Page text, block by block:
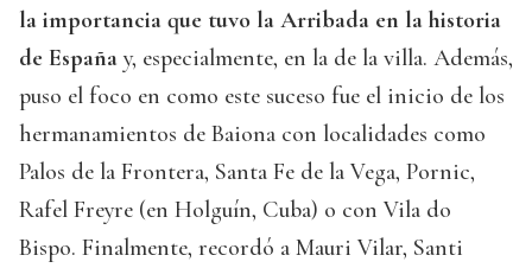
la importancia que tuvo la Arribada en la historia
de España y, especialmente, en la de la villa. Además,
puso el foco en como este suceso fue el inicio de los
hermanamientos de Baiona con localidades como
Palos de la Frontera, Santa Fe de la Vega, Pornic,
Rafel Freyre (en Holguín, Cuba) o con Vila do
Bispo. Finalmente, recordó a Mauri Vilar, Santi